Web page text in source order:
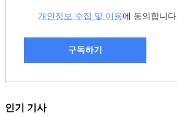
개인정보 수집 및 이용에 동의합니다.
구독하기
인기 기사